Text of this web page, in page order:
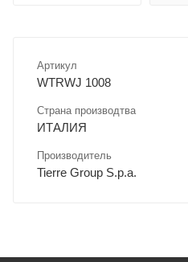
Артикул
WTRWJ 1008
Страна производтва
ИТАЛИЯ
Производитель
Tierre Group S.p.a.